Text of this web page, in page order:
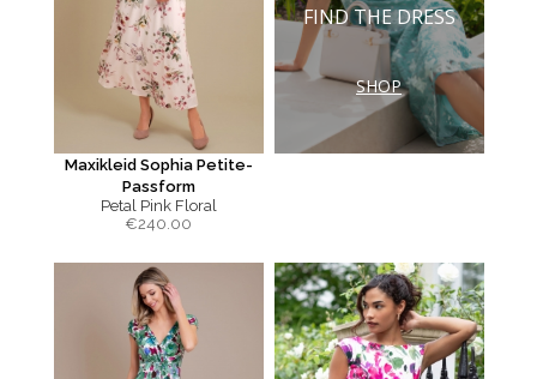
Maxikleid Sophia Petite-
Passform
Petal Pink Floral
€240.00
FIND THE DRESS
SHOP